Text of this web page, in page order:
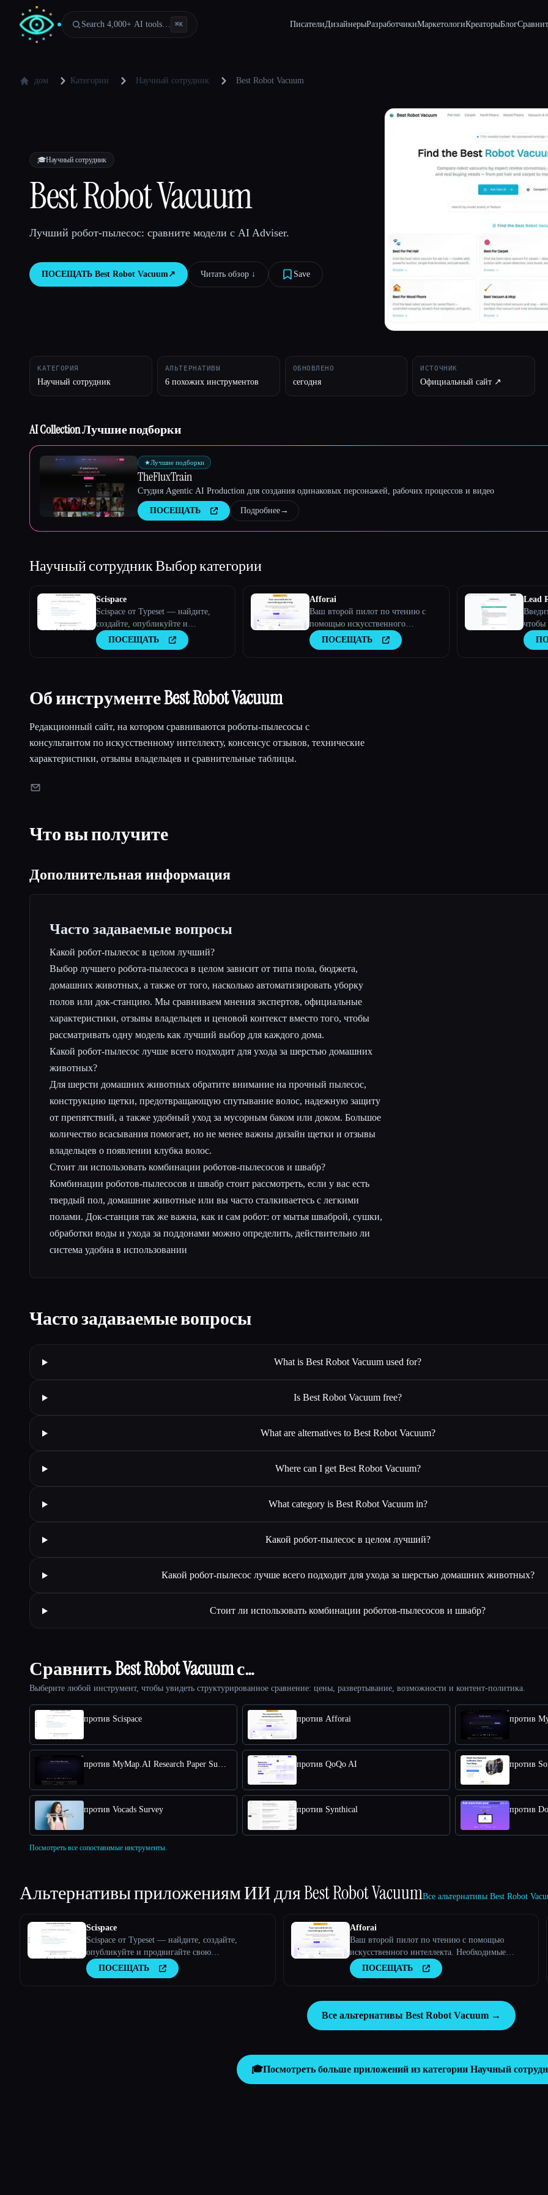
Search 4,000+ AI tools… ⌘K ПисателиДизайнерыРазработчикиМаркетологиКреаторыБлог
дом Категории Научный сотрудник Best Robot Vacuum
🎓Научный сотрудник
Best Robot Vacuum
Лучший робот-пылесос: сравните модели с AI Adviser.
ПОСЕЩАТЬ Best Robot Vacuum↗︎ Читать обзор ↓︎ Save
КАТЕГОРИЯ
Научный сотрудник
АЛЬТЕРНАТИВЫ
6 похожих инструментов
ОБНОВЛЕНО
сегодня
ИСТОЧНИК
Официальный сайт ↗︎
AI Collection Лучшие подборки
★Лучшие подборки
TheFluxTrain
Студия Agentic AI Production для создания одинаковых персонажей, рабочих процессов и видео
ПОСЕЩАТЬ Подробнее→
Научный сотрудникВыбор категории
Scispace
Scispace от Typeset — найдите,
создайте, опубликуйте и
продвигайте свою
исследовательскую работу
ПОСЕЩАТЬ
Afforai
Ваш второй пилот по чтению с
помощью искусственного
интеллекта. Необходимые
инструменты для анализа текста,
ПОСЕЩАТЬ
Lead
чтобы
об
Об инструменте Best Robot Vacuum
Редакционный сайт, на котором сравниваются роботы-пылесосы с
консультантом по искусственному интеллекту, консенсус отзывов, технические
характеристики, отзывы владельцев и сравнительные таблицы.
Что вы получите
Дополнительная информация
Часто задаваемые вопросы
Какой робот-пылесос в целом лучший?
Выбор лучшего робота-пылесоса в целом зависит от типа пола, бюджета,
домашних животных, а также от того, насколько автоматизировать уборку
полов или док-станцию. Мы сравниваем мнения экспертов, официальные
характеристики, отзывы владельцев и ценовой контекст вместо того, чтобы
рассматривать одну модель как лучший выбор для каждого дома.
Какой робот-пылесос лучше всего подходит для ухода за шерстью домашних
животных?
Для шерсти домашних животных обратите внимание на прочный пылесос,
конструкцию щетки, предотвращающую спутывание волос, надежную защиту
от препятствий, а также удобный уход за мусорным баком или доком. Большое
количество всасывания помогает, но не менее важны дизайн щетки и отзывы
владельцев о появлении клубка волос.
Стоит ли использовать комбинации роботов-пылесосов и швабр?
Комбинации роботов-пылесосов и швабр стоит рассмотреть, если у вас есть
твердый пол, домашние животные или вы часто сталкиваетесь с легкими
полами. Док-станция так же важна, как и сам робот: от мытья шваброй, сушки,
обработки воды и ухода за поддонами можно определить, действительно ли
система удобна в использовании
Часто задаваемые вопросы
What is Best Robot Vacuum used for?
Is Best Robot Vacuum free?
What are alternatives to Best Robot Vacuum?
Where can I get Best Robot Vacuum?
What category is Best Robot Vacuum in?
Какой робот-пылесос в целом лучший?
Какой робот-пылесос лучше всего подходит для ухода за шерстью домашних животных?
Стоит ли использовать комбинации роботов-пылесосов и швабр?
Сравнить Best Robot Vacuum с…
Выберите любой инструмент, чтобы увидеть структурированное сравнение: цены, развертывание, возможности и контент-политика.
против Scispace против Afforai против
против MyMap.AI Research Paper Summarizer против QoQo AI против
против Vocads Survey против Synthical против
Посмотреть все сопоставимые инструменты.
Альтернативы приложениям ИИ дляBest Robot VacuumВсе альтернативы Best Robot
Scispace
Scispace от Typeset — найдите, создайте,
опубликуйте и продвигайте свою
исследовательскую работу
ПОСЕЩАТЬ
Afforai
Ваш второй пилот по чтению с помощью
искусственного интеллекта. Необходимые
инструменты для анализа текста, исследований
и поиска документов
ПОСЕЩАТЬ
Все альтернативы Best Robot Vacuum →
🎓Посмотреть больше приложений из категории Научный